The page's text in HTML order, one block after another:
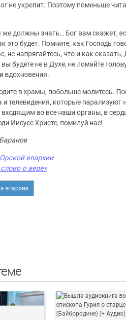
не укрепит. Поэтому поменьше
должны знать… Бог вам скажет,
это будет. Помните, как Господь
не напрягайтесь, что и как
будете не в Духе, не ломайте
вдохновения.
в храмы, побольше молитесь.
и телевидения, которые
входящим во все наши органы, в
Иисусе Христе, помилуй нас!
епархии
о вере»
епархия